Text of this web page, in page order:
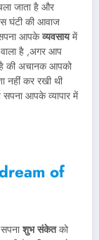
जाता है और
घंटी की आवाज
सपना आपकेव्यवसायमें
है ,अगर आप
की अचानक आपको
नहीं कर रखी थी
आपके व्यापार में
dream of
शुभ संकेतको